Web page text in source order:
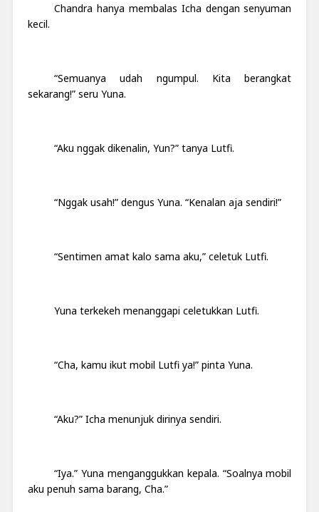
Chandra hanya membalas Icha dengan senyuman
kecil.
“Semuanya udah ngumpul. Kita berangkat
sekarang!” seru Yuna.
“Aku nggak dikenalin, Yun?” tanya Lutfi.
“Nggak usah!” dengus Yuna. “Kenalan aja sendiri!”
“Sentimen amat kalo sama aku,” celetuk Lutfi.
Yuna terkekeh menanggapi celetukkan Lutfi.
“Cha, kamu ikut mobil Lutfi ya!” pinta Yuna.
“Aku?” Icha menunjuk dirinya sendiri.
“Iya.” Yuna menganggukkan kepala. “Soalnya mobil
aku penuh sama barang, Cha.”